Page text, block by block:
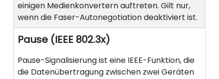
einigen Medienkonvertern auftreten. Gilt nur,
wenn die Faser-Autonegotiation deaktiviert ist.
Pause (IEEE 802.3x)
Pause-Signalisierung ist eine IEEE-Funktion, die
die Datenübertragung zwischen zwei Geräten